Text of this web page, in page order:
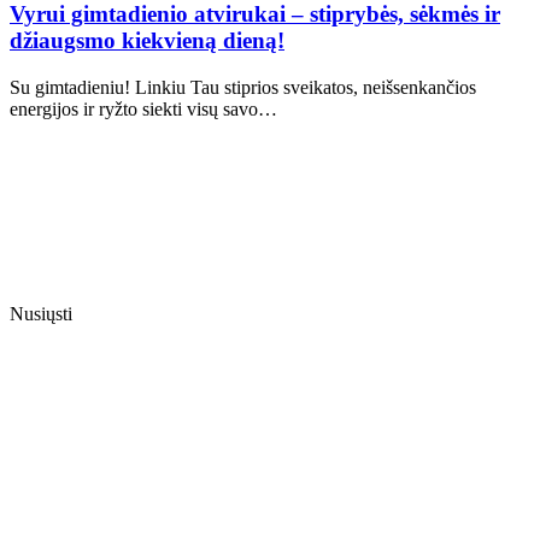
Vyrui gimtadienio atvirukai – stiprybės, sėkmės ir
džiaugsmo kiekvieną dieną!
Su gimtadieniu! Linkiu Tau stiprios sveikatos, neišsenkančios
energijos ir ryžto siekti visų savo…
Nusiųsti